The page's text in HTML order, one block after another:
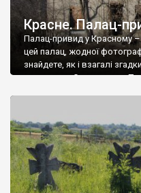
Красне. Палац-
Палац-привид у Красному –
цей палац, жодної
знайдете, як і взагалі
мешканець Самгородка.